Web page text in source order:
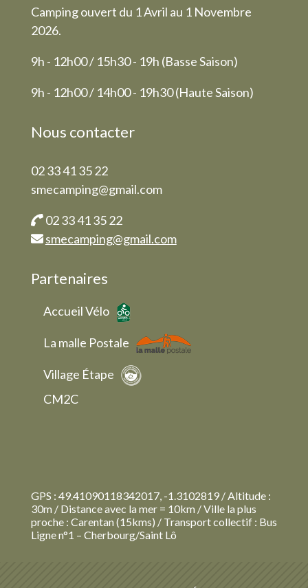
Camping ouvert du 1 Avril au 1 Novembre
2026.
9h - 12h00 / 15h30 - 19h (Basse Saison)
9h - 12h00 / 14h00 - 19h30 (Haute Saison)
Nous contacter
02 33 41 35 22
smecamping@gmail.com
02 33 41 35 22
smecamping@gmail.com
Partenaires
Accueil Vélo
La malle Postale
Village Étape
CM2C
GPS : 49.41090118342017, -1.3102819 / Altitude :
30m / Distance avec la mer = 10km / Ville la plus
proche : Carentan (15kms) / Transport collectif : Bus
Ligne n°1 – Cherbourg/Saint Lô